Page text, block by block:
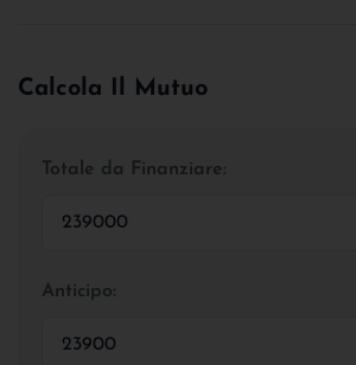
Calcola Il Mutuo
Totale da Finanziare:
Anticipo: